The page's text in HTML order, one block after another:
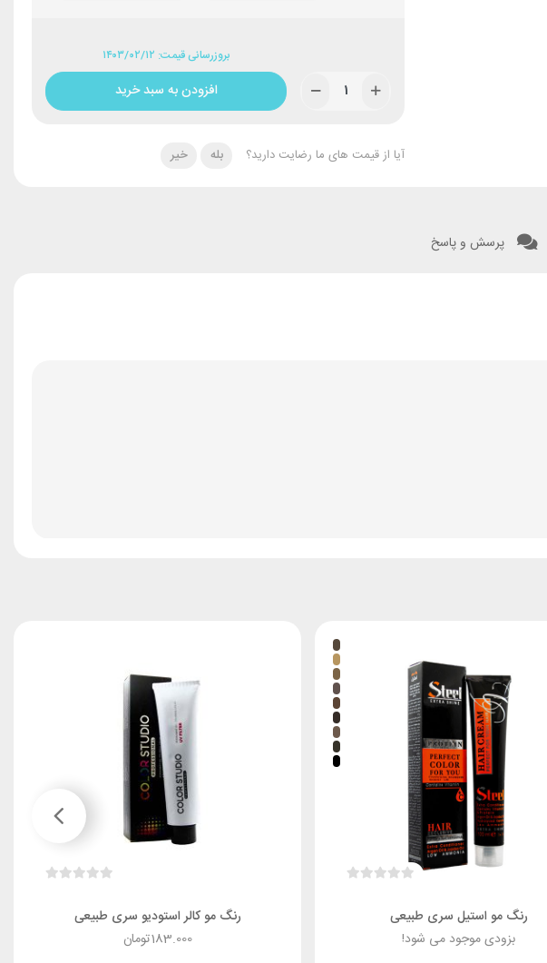
بروزرسانی قیمت: ۱۴۰۳/۰۲/۱۲
افزودن به سبد خرید
آیا از قیمت های ما رضایت دارید؟ بله خیر
پرسش و پاسخ
رنگ مو استیل سری طبیعی
بزودی موجود می شود!
رنگ مو کالر استودیو سری طبیعی
تومان183.000